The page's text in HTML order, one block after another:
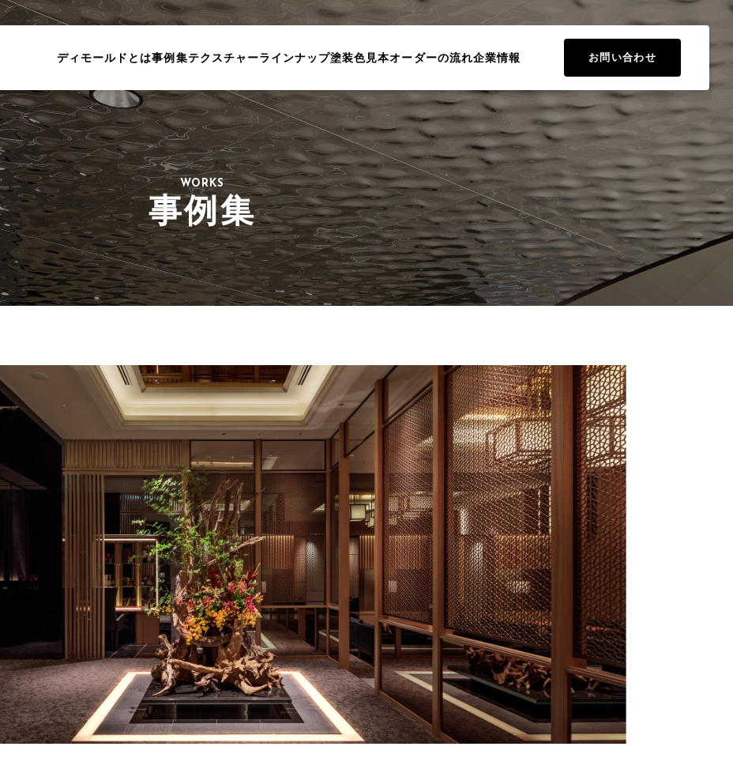
ディモールドとは事例集テクスチャーラインナップ塗装色見本オーダーの流れ企業情報 お問い合わせ
WORKS
事例集